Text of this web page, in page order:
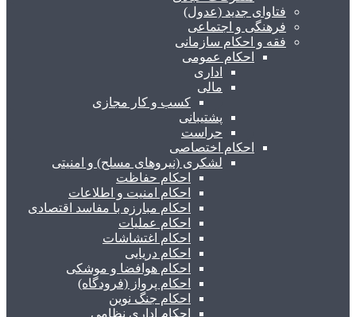
فتاوای جدید (عدول)
فرهنگی و اجتماعی
فقه و احکام سازمانی
احکام عمومی
اداری
مالی
کسب و کار مجازی
پشتیبانی
حراست
احکام اختصاصی
لشکری (نیروهای مسلح) و امنیتی
احکام حفاظت
احکام امنیت و اطلاعات
احکام مبارزه با مفاسد اقتصادی
احکام عملیات
احکام اغتشاشات
احکام دریایی
احکام هوافضا و موشکی
احکام پرواز (فرودگاه)
احکام جنگ نوین
احکام اداری نظامی